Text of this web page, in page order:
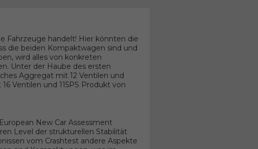
Fahrzeuge handelt! Hier könnten die
die beiden Kompaktwagen sind und
wird alles von konkreten
Unter der Haube des ersten
Aggregat mit 12 Ventilen und
Ventilen und 115PS Produkt von
New Car Assessment
Level der strukturellen Stabilität
vom Crashtest andere Aspekte